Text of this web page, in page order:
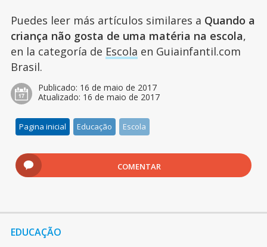
Puedes leer más artículos similares a Quando a
criança não gosta de uma matéria na escola,
en la categoría de Escola en Guiainfantil.com
Brasil.
Publicado: 16 de maio de 2017
Atualizado: 16 de maio de 2017
Pagina inicial Educação Escola
COMENTAR
EDUCAÇÃO